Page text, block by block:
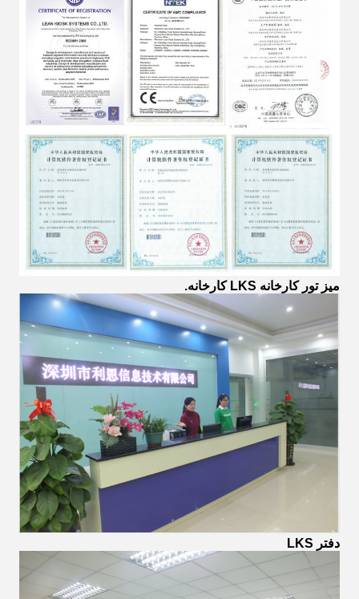
میز تور کارخانه LKS کارخانه.
دفتر LKS